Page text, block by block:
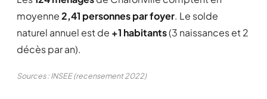
moyenne2,41 personnes par foyer. Le solde
naturel annuel est de +1 habitants(3 naissances et 2
décès par an).
Sources : INSEE (recensement 2022)